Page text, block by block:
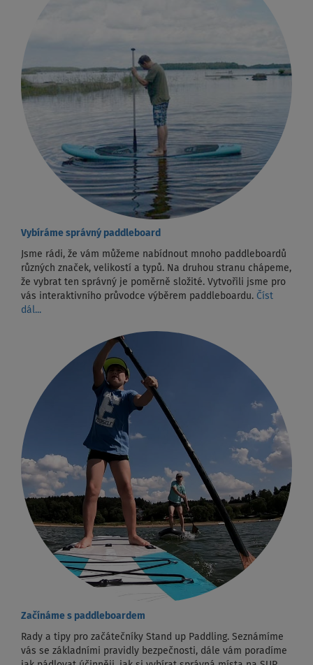
Vybíráme správný paddleboard
Jsme rádi, že vám můžeme nabídnout mnoho paddleboardů
různých značek, velikostí a typů. Na druhou stranu chápeme,
že vybrat ten správný je poměrně složité. Vytvořili jsme pro
vás interaktivního průvodce výběrem paddleboardu. Číst
dál...
Začínáme s paddleboardem
Rady a tipy pro začátečníky Stand up Paddling. Seznámíme
vás se základními pravidly bezpečnosti, dále vám poradíme